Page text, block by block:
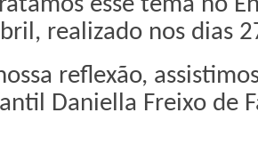
realizado nos dias
reflexão,
Daniella Freixo de